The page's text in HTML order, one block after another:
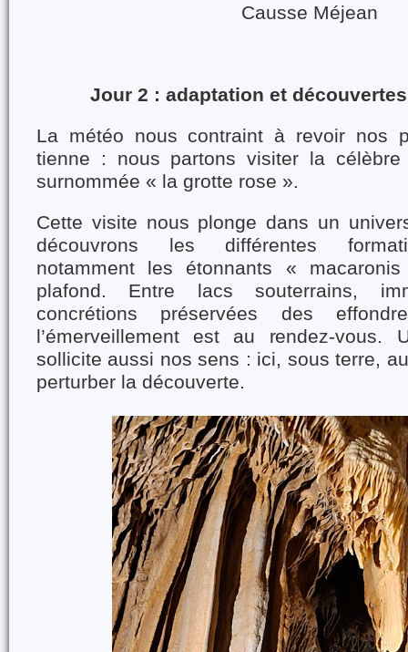
Causse Méjean
Jour 2 : adaptation et
La météo nous contraint à revoir nos
tienne : nous partons visiter la célèbre
surnommée « la grotte rose ».
Cette visite nous plonge dans un
découvrons les différentes
notamment les étonnants «
plafond. Entre lacs souterrains,
concrétions préservées des
l’émerveillement est au rendez-vous.
sollicite aussi nos sens : ici, sous terre,
perturber la découverte.